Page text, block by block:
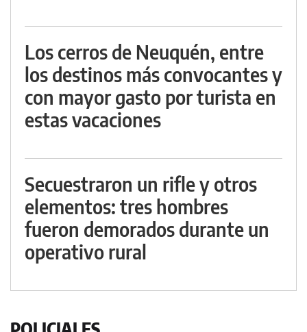
Los cerros de Neuquén, entre
los destinos más convocantes y
con mayor gasto por turista en
estas vacaciones
Secuestraron un rifle y otros
elementos: tres hombres
fueron demorados durante un
operativo rural